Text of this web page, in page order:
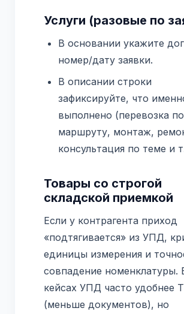
Услуги (разовые по
В основании укажите
номер/дату заявки.
В описании строки
зафиксируйте, что
выполнено (перевозка по
маршруту, монтаж,
консультация по теме и
Товары со строгой
складской приемкой
Если у контрагента приход
«подтягивается» из УПД,
единицы измерения и
совпадение номенклатуры.
кейсах УПД часто удобнее
(меньше документов), но